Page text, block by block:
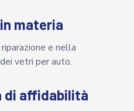
materia
e nella
vetri per auto.
di affidabilità